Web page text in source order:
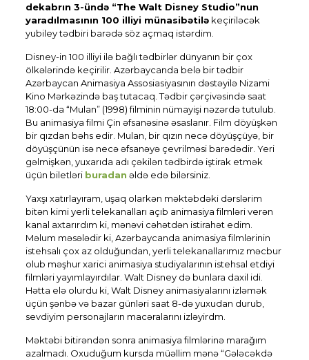
dekabrın 3-ündə “The Walt Disney Studio”nun
yaradılmasının 100 illiyi münasibətiləkeçiriləcək
yubiley tədbiri barədə söz açmaq istərdim.
Disney-in 100 illiyi ilə bağlı tədbirlər dünyanın bir çox
ölkələrində keçirilir. Azərbaycanda belə bir tədbir
Azərbaycan Animasiya Assosiasiyasının dəstəyilə Nizami
Kino Mərkəzində baş tutacaq. Tədbir çərçivəsində saat
18:00-da “Mulan” (1998) filminin nümayişi nəzərdə tutulub.
Bu animasiya filmi Çin əfsanəsinə əsaslanır. Film döyüşkən
bir qızdan bəhs edir. Mulan, bir qızın necə döyüşçüyə, bir
döyüşçünün isə necə əfsanəyə çevrilməsi barədədir. Yeri
gəlmişkən, yuxarıda adı çəkilən tədbirdə iştirak etmək
üçün biletləri buradan əldə edə bilərsiniz.
Yaxşı xatırlayıram, uşaq olarkən məktəbdəki dərslərim
bitən kimi yerli telekanalları açıb animasiya filmləri verən
kanal axtarırdım ki, mənəvi cəhətdən istirahət edim.
Məlum məsələdir ki, Azərbaycanda animasiya filmlərinin
istehsalı çox az olduğundan, yerli telekanallarımız məcbur
olub məşhur xarici animasiya studiyalarının istehsal etdiyi
filmləri yayımlayırdılar. Walt Disney də bunlara daxil idi.
Hətta elə olurdu ki, Walt Disney animasiyalarını izləmək
üçün şənbə və bazar günləri saat 8-də yuxudan durub,
sevdiyim personajların macəralarını izləyirdm.
Məktəbi bitirəndən sonra animasiya filmlərinə marağım
azalmadı. Oxuduğum kursda müəllim mənə “Gələcəkdə